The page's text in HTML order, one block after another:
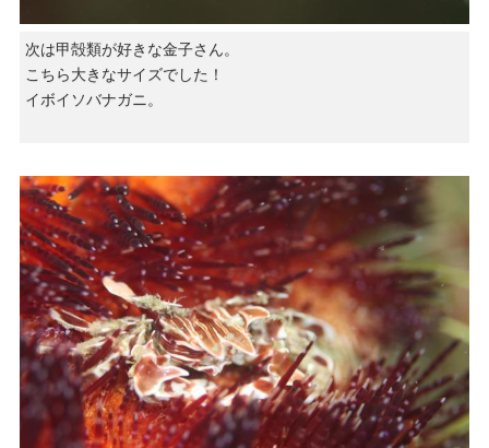
次は甲殻類が好きな金子さん。
こちら大きなサイズでした！
イボイソバナガニ。